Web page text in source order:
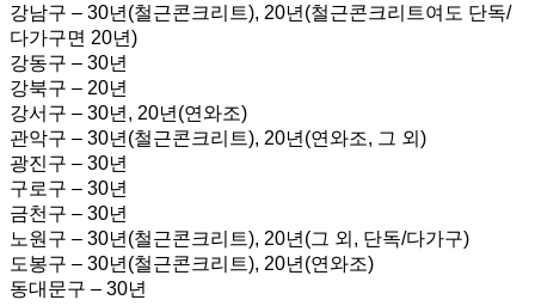
강남구 – 30년(철근콘크리트), 20년(철근콘크리트여도 단독/
다가구면 20년)
강동구 – 30년
강북구 – 20년
강서구 – 30년, 20년(연와조)
관악구 – 30년(철근콘크리트), 20년(연와조, 그 외)
광진구 – 30년
구로구 – 30년
금천구 – 30년
노원구 – 30년(철근콘크리트), 20년(그 외, 단독/다가구)
도봉구 – 30년(철근콘크리트), 20년(연와조)
동대문구 – 30년